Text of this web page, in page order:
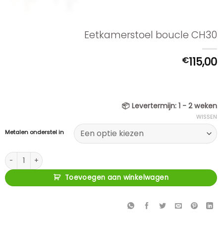
Eetkamerstoel boucle CH30
€115,00
📦 Levertermijn: 1 - 2 weken
Metalen onderstel in
WISSEN
Eetkamerstoel boucle CH30 aantal
Toevoegen aan winkelwagen